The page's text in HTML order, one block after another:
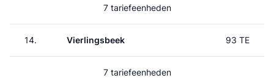
7 tariefeenheden
14. Vierlingsbeek 93 TE
7 tariefeenheden